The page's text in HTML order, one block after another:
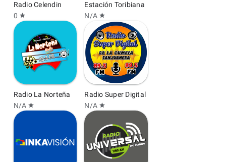
Radio Celendin
0 star
Estación Toribiana
N/A star
Radio La Norteña
N/A star
Radio Super Digital
N/A star